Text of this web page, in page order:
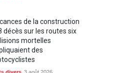
de la construction
décès sur les routes six
mortelles
des